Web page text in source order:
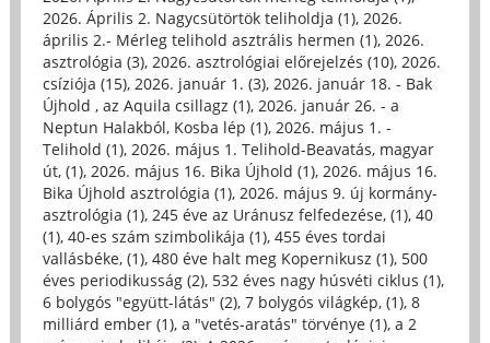
2026. Április 2. Nagycsütörtök teliholdja (1), 2026.
április 2.- Mérleg telihold asztrális hermen (1), 2026.
asztrológia (3), 2026. asztrológiai előrejelzés (10), 2026.
csíziója (15), 2026. január 1. (3), 2026. január 18. - Bak
Újhold , az Aquila csillagz (1), 2026. január 26. - a
Neptun Halakból, Kosba lép (1), 2026. május 1. -
Telihold (1), 2026. május 1. Telihold-Beavatás, magyar
út, (1), 2026. május 16. Bika Újhold (1), 2026. május 16.
Bika Újhold asztrológia (1), 2026. május 9. új kormány-
asztrológia (1), 245 éve az Uránusz felfedezése, (1), 40
(1), 40-es szám szimbolikája (1), 455 éves tordai
vallásbéke, (1), 480 éve halt meg Kopernikusz (1), 500
éves periodikusság (2), 532 éves nagy húsvéti ciklus (1),
6 bolygós "együtt-látás" (2), 7 bolygós világkép, (1), 8
milliárd ember (1), a "vetés-aratás" törvénye (1), a 2